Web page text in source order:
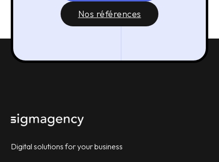
Nos références
Digital solutions for your business